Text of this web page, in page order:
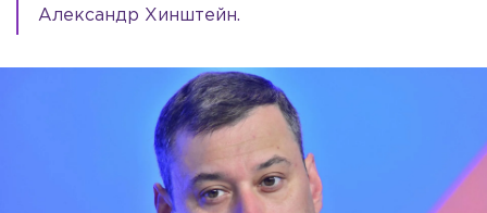
Александр Хинштейн.